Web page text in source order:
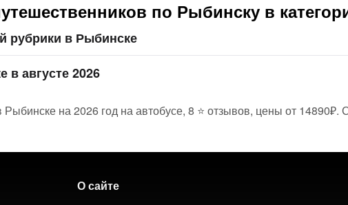
по Рыбинску в
рубрики в Рыбинске
в августе 2026
на 2026 год на автобусе, 8 ⭐ отзывов, цены от 14890₽.
О сайте